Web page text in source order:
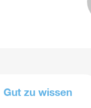
Gut zu wissen